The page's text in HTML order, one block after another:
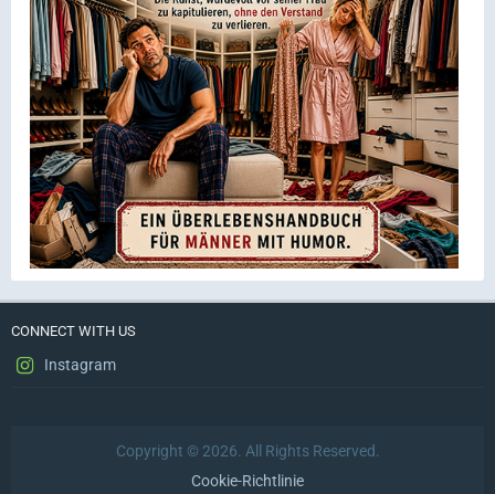
CONNECT WITH US
Instagram
Copyright © 2026. All Rights Reserved.
Cookie-Richtlinie